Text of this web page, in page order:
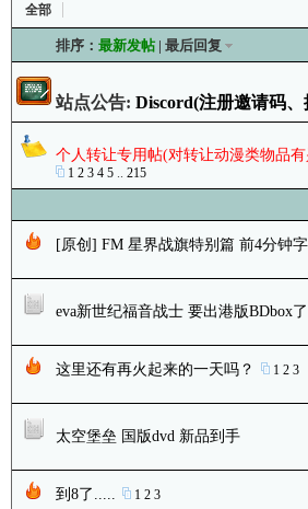
全部
排序： 最新发帖| 最后回复
站点公告: Discord(注册邀请码
个人转让专用帖(对转让动漫类物品
1 2 3 4 5.. 215
[原创] FM 星界战旗特别篇 前4分钟
eva新世纪福音战士 要出港版BDbox了
这里还有再火起来的一天吗？ 1 2 3
太空堡垒 国版dvd 新品到手
到8了..... 1 2 3